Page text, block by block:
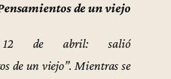
de un viejo
12 de abril: salió
de un viejo”. Mientras se